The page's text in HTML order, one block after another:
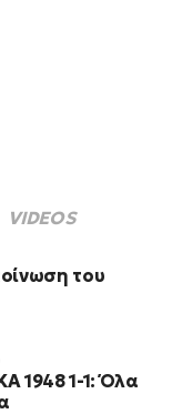
VIDEOS
του
1948 1-1: Όλα